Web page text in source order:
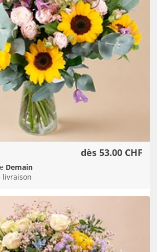
dès 53.00 CHF
Demain
livraison